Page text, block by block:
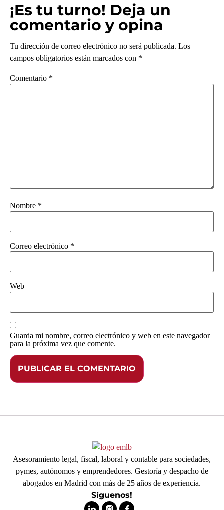
¡Es tu turno! Deja un
comentario y opina
Tu dirección de correo electrónico no será publicada. Los
campos obligatorios están marcados con *
Comentario *
Nombre *
Correo electrónico *
Web
Guarda mi nombre, correo electrónico y web en este navegador
para la próxima vez que comente.
Asesoramiento legal, fiscal, laboral y contable para sociedades,
pymes, autónomos y emprendedores. Gestoría y despacho de
abogados en Madrid con más de 25 años de experiencia.
Síguenos!